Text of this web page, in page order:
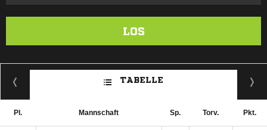
LOS
TABELLE
Pl. Mannschaft Sp. Torv. Pkt.